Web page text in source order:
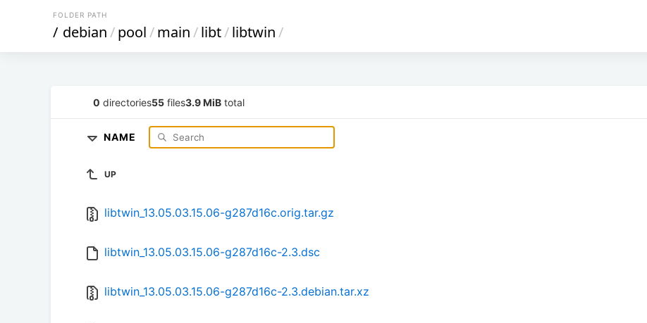
FOLDER PATH
/ debian/pool/main/libt/libtwin/
0 directories55 files3.9 MiB total
NAME
UP
libtwin_13.05.03.15.06-g287d16c.orig.tar.gz
libtwin_13.05.03.15.06-g287d16c-2.3.dsc
libtwin_13.05.03.15.06-g287d16c-2.3.debian.tar.xz